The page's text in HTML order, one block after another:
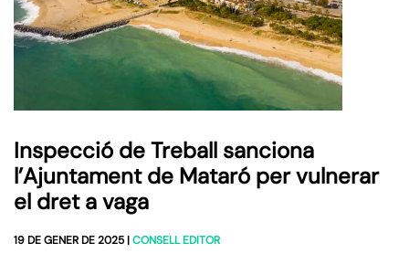
Inspecció de Treball sanciona
l’Ajuntament de Mataró per vulnerar
el dret a vaga
19 DE GENER DE 2025 |CONSELL EDITOR